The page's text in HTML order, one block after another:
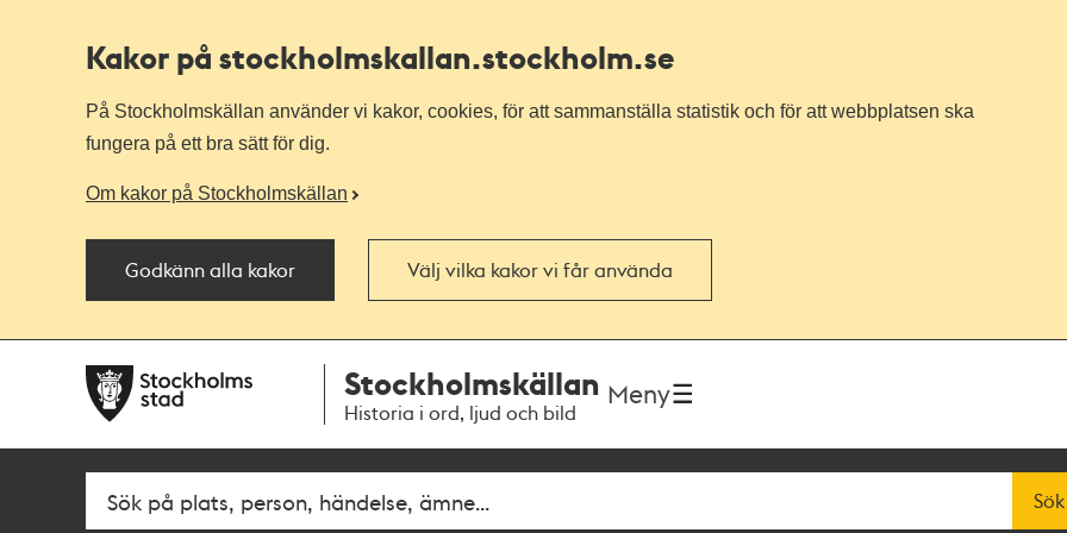
Kakor på stockholmskallan.stockholm.se
På Stockholmskällan använder vi kakor, cookies, för att sammanställa statistik och för att webbplatsen ska
fungera på ett bra sätt för dig.
Om kakor på Stockholmskällan
Godkänn alla kakor Välj vilka kakor vi får använda
navigationen
huvudinnehållet
Stockholmskällan
Historia i ord, ljud och bild
Meny
Fritextsök Sök